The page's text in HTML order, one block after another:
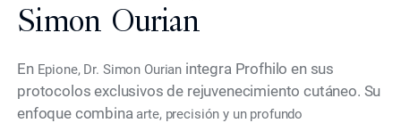
Simon Ourian
En Epione, Dr. Simon Ourian integra Profhilo en sus
protocolos exclusivos de rejuvenecimiento cutáneo. Su
enfoque combina arte, precisión y un profundo